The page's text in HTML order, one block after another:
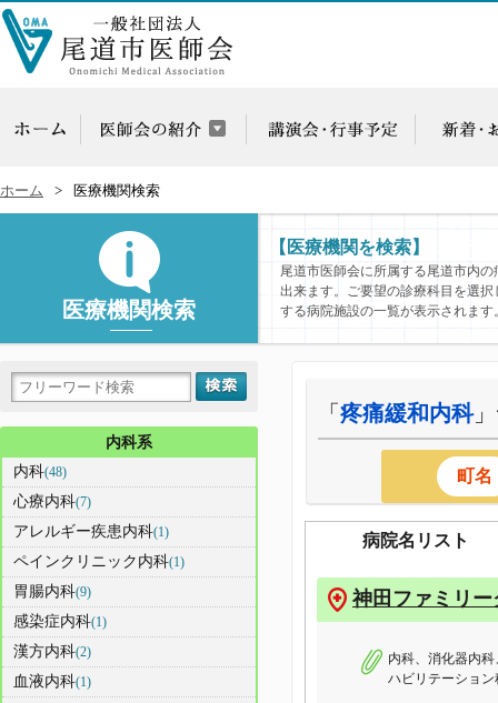
ホーム 医療機関検索
医療機関検索
【医療機関を検索】
尾道市医師会に所属する尾道市内
出来ます。ご要望の診療科目を選
する病院施設の一覧が表示されます
「 疼痛緩和内科」
町名
病院名リスト
神田ファミリ
内科、消化器内
ハビリテーショ
内科系
内科(48)
心療内科(7)
アレルギー疾患内科(1)
ペインクリニック内科(1)
胃腸内科(9)
感染症内科(1)
漢方内科(2)
血液内科(1)